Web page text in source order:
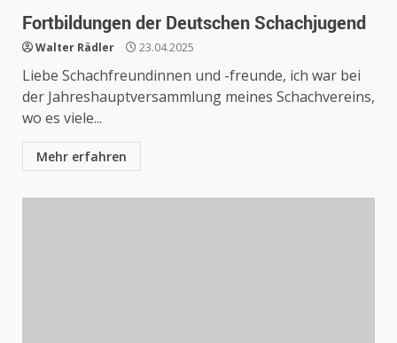
Fortbildungen der Deutschen Schachjugend
Walter Rädler 23.04.2025
Liebe Schachfreundinnen und -freunde, ich war bei
der Jahreshauptversammlung meines Schachvereins,
wo es viele...
Mehr erfahren